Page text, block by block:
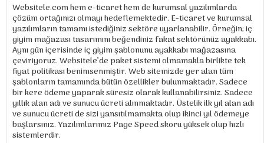
Websitele.com hem e-ticaret hem de kurumsal yazılımlarda
çözüm ortağınızı olmayı hedeflemektedir. E-ticaret ve kurumsal
yazılımların tamamı istediğiniz sektöre uyarlanabilir. Örneğin; iç
giyim mağazası tasarımını beğendiniz fakat sektörünüz ayakkabı.
Aynı gün içerisinde iç giyim şablonunu ayakkabı mağazasına
çeviriyoruz. Websitele’de paket sistemi olmamakla birlikte tek
fiyat politikası benimsenmiştir. Web sitemizde yer alan tüm
şablonların tamamında bütün özellikler bulunmaktadır. Sadece
bir kere ödeme yaparak süresiz olarak kullanabilirsiniz. Sadece
yıllık alan adı ve sunucu ücreti alınmaktadır. Üstelik ilk yıl alan adı
ve sunucu ücreti de sizi yansıtılmamakta olup ikinci yıl ödemeye
başlarsınız. Yazılımlarımız Page Speed skoru yüksek olup hızlı
sistemlerdir.